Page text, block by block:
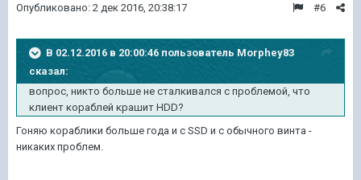
#6
Опубликовано: 2 дек 2016, 20:38:17
В 02.12.2016 в 20:00:46 пользователь Morphey83
сказал:
вопрос, никто больше не сталкивался с проблемой, что
клиент кораблей крашит HDD?
Гоняю кораблики больше года и с SSD и с обычного винта -
никаких проблем.